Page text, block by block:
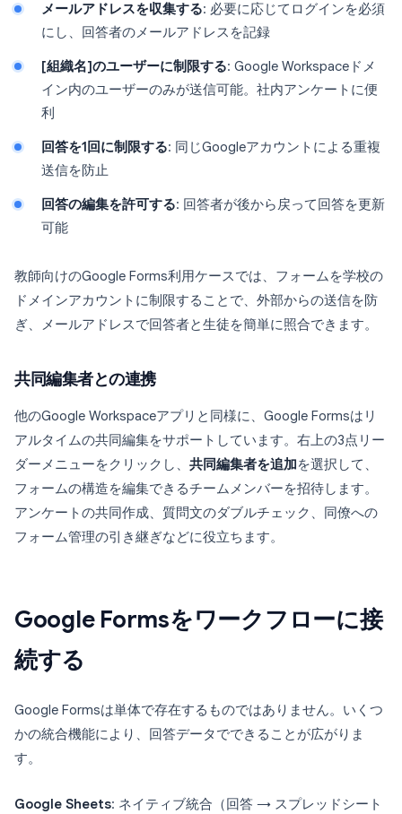
メールアドレスを収集する: 必要に応じてログインを必須
にし、回答者のメールアドレスを記録
[組織名]のユーザーに制限する: Google Workspaceドメ
イン内のユーザーのみが送信可能。社内アンケートに便
利
回答を1回に制限する: 同じGoogleアカウントによる重複
送信を防止
回答の編集を許可する: 回答者が後から戻って回答を更新
可能
教師向けのGoogle Forms利用ケースでは、フォームを学校の
ドメインアカウントに制限することで、外部からの送信を防
ぎ、メールアドレスで回答者と生徒を簡単に照合できます。
共同編集者との連携
他のGoogle Workspaceアプリと同様に、Google Formsはリ
アルタイムの共同編集をサポートしています。右上の3点リー
ダーメニューをクリックし、 共同編集者を追加を選択して、
フォームの構造を編集できるチームメンバーを招待します。
アンケートの共同作成、質問文のダブルチェック、同僚への
フォーム管理の引き継ぎなどに役立ちます。
Google Formsをワークフローに接
続する
Google Formsは単体で存在するものではありません。いくつ
かの統合機能により、回答データでできることが広がりま
す。
Google Sheets: ネイティブ統合（回答 → スプレッドシート